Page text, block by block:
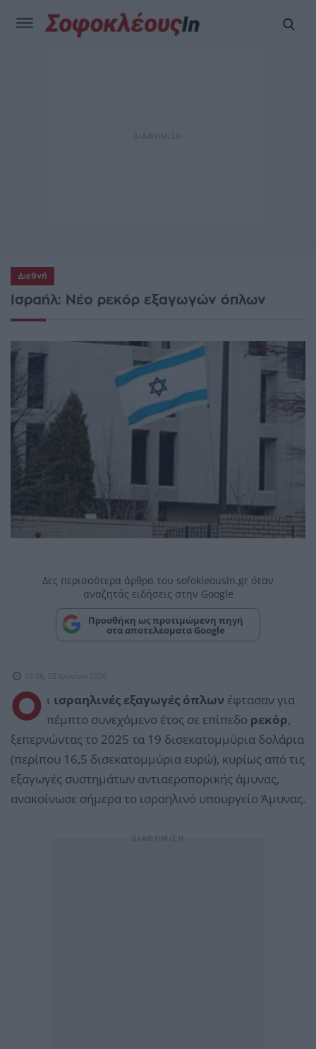
Διεθνή
Ισραήλ: Νέο ρεκόρ εξαγωγών όπλων
Δες περισσότερα άρθρα του sofokleousin.gr όταν
αναζητάς ειδήσεις στην Google
Προσθήκη ως προτιμώμενη πηγή
στα αποτελέσματα Google
16:06, 02 Ιουνίου 2026
Ο ι ισραηλινές εξαγωγές όπλων έφτασαν για
πέμπτο συνεχόμενο έτος σε επίπεδο ρεκόρ,
ξεπερνώντας το 2025 τα 19 δισεκατομμύρια δολάρια
(περίπου 16,5 δισεκατομμύρια ευρώ), κυρίως από τις
εξαγωγές συστημάτων αντιαεροπορικής άμυνας,
ανακοίνωσε σήμερα το ισραηλινό υπουργείο Άμυνας.